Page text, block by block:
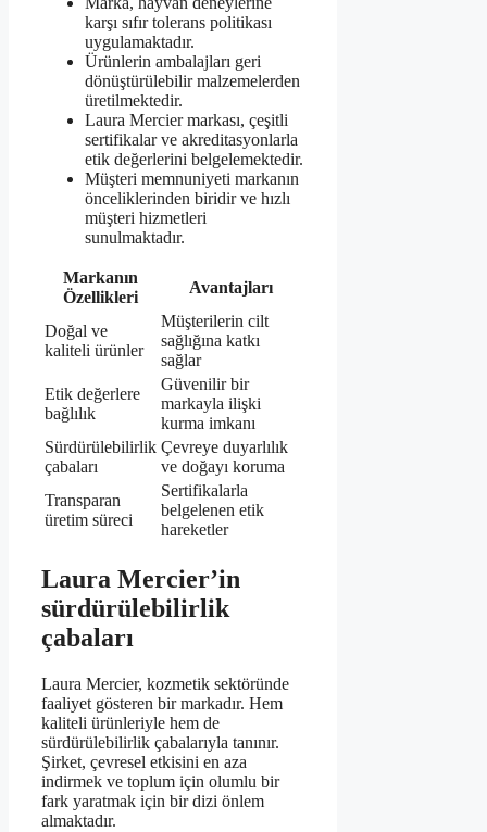
karşı sıfır tolerans politikası
uygulamaktadır.
Ürünlerin ambalajları geri
dönüştürülebilir malzemelerden
üretilmektedir.
Laura Mercier markası, çeşitli
sertifikalar ve akreditasyonlarla
etik değerlerini belgelemektedir.
Müşteri memnuniyeti markanın
önceliklerinden biridir ve hızlı
müşteri hizmetleri
sunulmaktadır.
Markanın
Özellikleri
Avantajları
Doğal ve
kaliteli ürünler
Müşterilerin cilt
sağlığına katkı
sağlar
Etik değerlere
bağlılık
Güvenilir bir
markayla ilişki
kurma imkanı
Sürdürülebilirlik
çabaları
Çevreye duyarlılık
ve doğayı koruma
Transparan
üretim süreci
Sertifikalarla
belgelenen etik
hareketler
Laura Mercier’in
sürdürülebilirlik
çabaları
Laura Mercier, kozmetik sektöründe
faaliyet gösteren bir markadır. Hem
kaliteli ürünleriyle hem de
sürdürülebilirlik çabalarıyla tanınır.
Şirket, çevresel etkisini en aza
indirmek ve toplum için olumlu bir
fark yaratmak için bir dizi önlem
almaktadır.